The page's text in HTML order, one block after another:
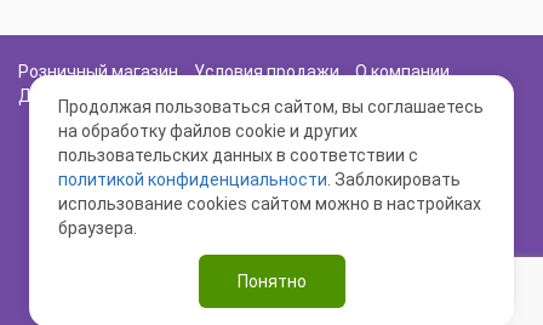
Розничный магазин Условия продажи
О компании
Доставка и оплата
Политика Безопасности
Продолжая пользоваться сайтом, вы соглашаетесь
на обработку файлов cookie и других
пользовательских данных в соответствии с
политикой конфиденциальности . Заблокировать
использование cookies сайтом можно в настройках
браузера.
Понятно